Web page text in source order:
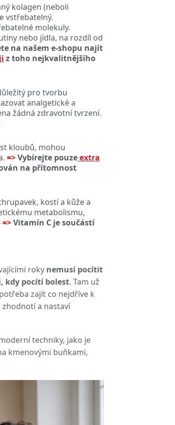
kolagen (neboli
vstřebatelný.
molekuly.
nebo jídla, na rozdíl od
na našem e-shopu najít
z toho nejkvalitnějšího
pro tvorbu
analgetické a
žádná zdravotní tvrzení.
kloubů, mohou
=>Vybírejte pouzeextra
na přítomnost
kostí a kůže a
metabolismu,
=>Vitamín C je součástí
roky nemusí pocítit
kdy pocítí bolest. Tam už
zajít co nejdříve k
a nastaví
techniky, jako je
kmenovými buňkami,